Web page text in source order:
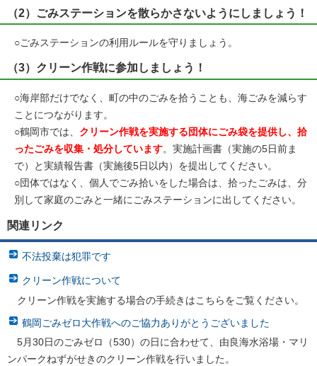
（2）ごみステーションを散らかさないようにしましょう！
○ごみステーションの利用ルールを守りましょう。
（3）クリーン作戦に参加しましょう！
○海岸部だけでなく、町の中のごみを拾うことも、海ごみを減らす
ことにつながります。
○鶴岡市では、 クリーン作戦を実施する団体にごみ袋を提供し、拾
ったごみを収集・処分しています。実施計画書（実施の5日前ま
で）と実績報告書（実施後5日以内）を提出してください。
○団体ではなく、個人でごみ拾いをした場合は、拾ったごみは、分
別して家庭のごみと一緒にごみステーションに出してください。
関連リンク
不法投棄は犯罪です
クリーン作戦について
クリーン作戦を実施する場合の手続きはこちらをご覧ください。
鶴岡ごみゼロ大作戦へのご協力ありがとうございました
5月30日のごみゼロ（530）の日に合わせて、由良海水浴場・マリ
ンパークねずがせきのクリーン作戦を行いました。